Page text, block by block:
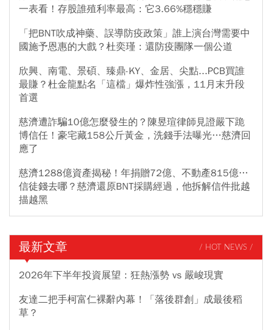
一表看！存股誰殖利率最高：它3.66%穩穩賺
「把BNT吹成神藥、誤導防疫政策」誰上演台灣需要中
國施予恩惠的大戲？杜奕瑾：還防疫團隊一個公道
欣興、南電、景碩、臻鼎-KY、金居、尖點...PCB買誰
最賺？杜金龍點名「這檔」爆炸性強漲，11月末升段
首選
慈濟遭詐騙10億怎麼發生的？陳昱瑄律師見證嚴下跪
博信任！豪宅藏158公斤黃金，洗錢手法曝光…慈濟回
應了
慈濟1288億資產揭秘！年捐贈72億、不動產815億…
信徒錢去哪？慈濟還原BNT採購經過，他拆解信件批越
描越黑
最新文章 / HOT NEWS /
2026年下半年投資展望：狂熱漲勢 vs 嚴峻現實
友達二把手柯富仁裸辭內幕！「落後群創」成最後稻
草？